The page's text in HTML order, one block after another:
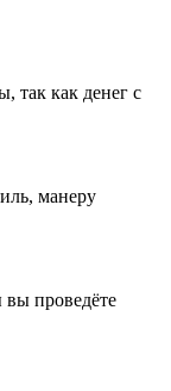
так как денег с
манеру
проведёте